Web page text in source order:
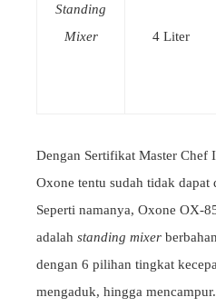
Standing
Mixer
4 Liter
Dengan Sertifikat Master Chef
Oxone tentu sudah tidak
Seperti namanya, Oxone OX-
adalah standing mixer
dengan 6 pilihan tingkat
mengaduk, hingga